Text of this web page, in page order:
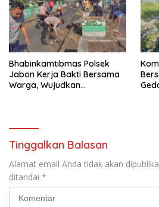
Bhabinkamtibmas Polsek
Jabon Kerja Bakti Bersama
Warga, Wujudkan
Tinggalkan Balasan
Alamat email Anda tidak akan
ditandai *